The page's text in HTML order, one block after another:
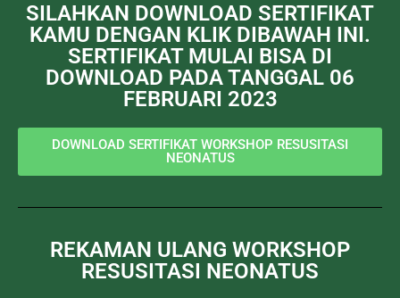
SILAHKAN DOWNLOAD SERTIFIKAT
KAMU DENGAN KLIK DIBAWAH INI.
SERTIFIKAT MULAI BISA DI
DOWNLOAD PADA TANGGAL 06
FEBRUARI 2023
DOWNLOAD SERTIFIKAT WORKSHOP RESUSITASI
NEONATUS
REKAMAN ULANG WORKSHOP
RESUSITASI NEONATUS